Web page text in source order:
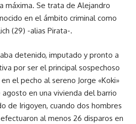
máxima. Se trata de Alejandro
en el ámbito criminal como
(29) -alias Pirata-.
detenido, imputado y pronto a
por ser el principal sospechoso
el pecho al sereno Jorge «Koki»
en una vivienda del barrio
de Irigoyen, cuando dos hombres
al menos 26 disparos en